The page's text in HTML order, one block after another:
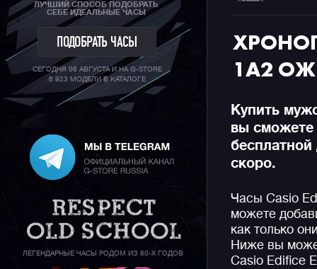
ЛУЧШИЙ СПОСОБ ПОДОБРАТЬ
СЕБЕ ИДЕАЛЬНЫЕ ЧАСЫ
ПОДОБРАТЬ ЧАСЫ
СЕГОДНЯ 06 АВГУСТА И НА G-STORE
6 923 МОДЕЛИ В КАТАЛОГЕ
ЛЕГЕНДАРНЫЕ ЧАСЫ РОДОМ ИЗ 80-Х ГОДОВ
1A2
Купить
вы сможете
скоро.
Часы Casio
можете
как только
Ниже вы
Casio Edifice